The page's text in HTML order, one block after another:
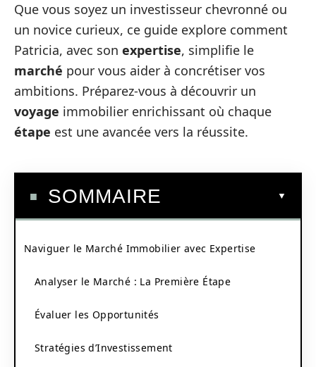
Que vous soyez un investisseur chevronné ou
un novice curieux, ce guide explore comment
Patricia, avec son expertise, simplifie le
marché pour vous aider à concrétiser vos
ambitions. Préparez-vous à découvrir un
voyage immobilier enrichissant où chaque
étape est une avancée vers la réussite.
SOMMAIRE
Naviguer le Marché Immobilier avec Expertise
Analyser le Marché : La Première Étape
Évaluer les Opportunités
Stratégies d’Investissement